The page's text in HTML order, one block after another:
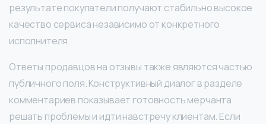
результате покупатели получают стабильно высокое
качество сервиса независимо от конкретного
исполнителя.
Ответы продавцов на отзывы также являются частью
публичного поля. Конструктивный диалог в разделе
комментариев показывает готовность мерчанта
решать проблемы и идти навстречу клиентам. Если